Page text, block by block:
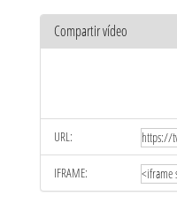
Compartir vídeo
URL:
IFRAME: